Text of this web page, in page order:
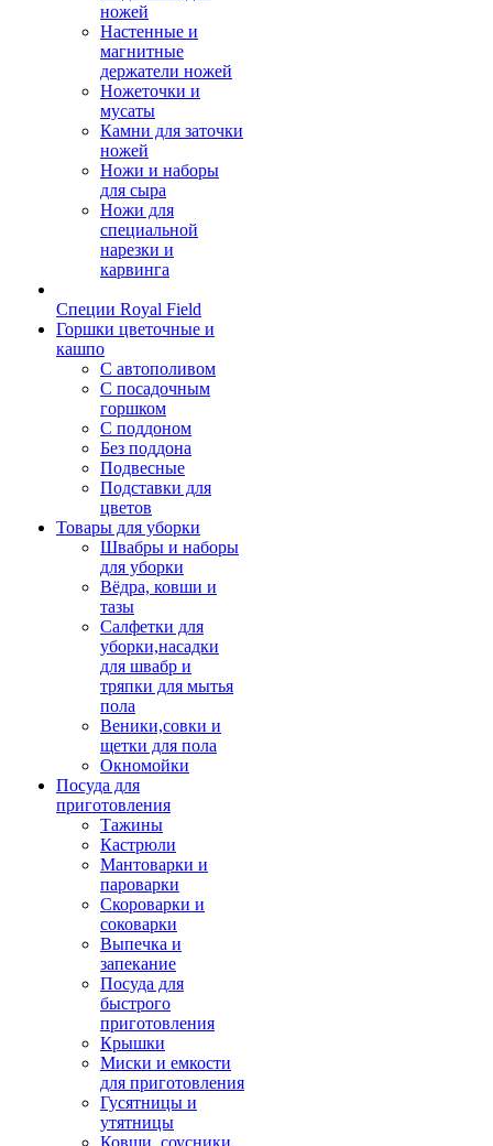
ножей
Настенные и
магнитные
держатели ножей
Ножеточки и
мусаты
Камни для заточки
ножей
Ножи и наборы
для сыра
Ножи для
специальной
нарезки и
карвинга
Специи Royal Field
Горшки цветочные и
кашпо
С автополивом
С посадочным
горшком
С поддоном
Без поддона
Подвесные
Подставки для
цветов
Товары для уборки
Швабры и наборы
для уборки
Вёдра, ковши и
тазы
Салфетки для
уборки,насадки
для швабр и
тряпки для мытья
пола
Веники,совки и
щетки для пола
Окномойки
Посуда для
приготовления
Тажины
Кастрюли
Мантоварки и
пароварки
Скороварки и
соковарки
Выпечка и
запекание
Посуда для
быстрого
приготовления
Крышки
Миски и емкости
для приготовления
Гусятницы и
утятницы
Ковши, соусники,